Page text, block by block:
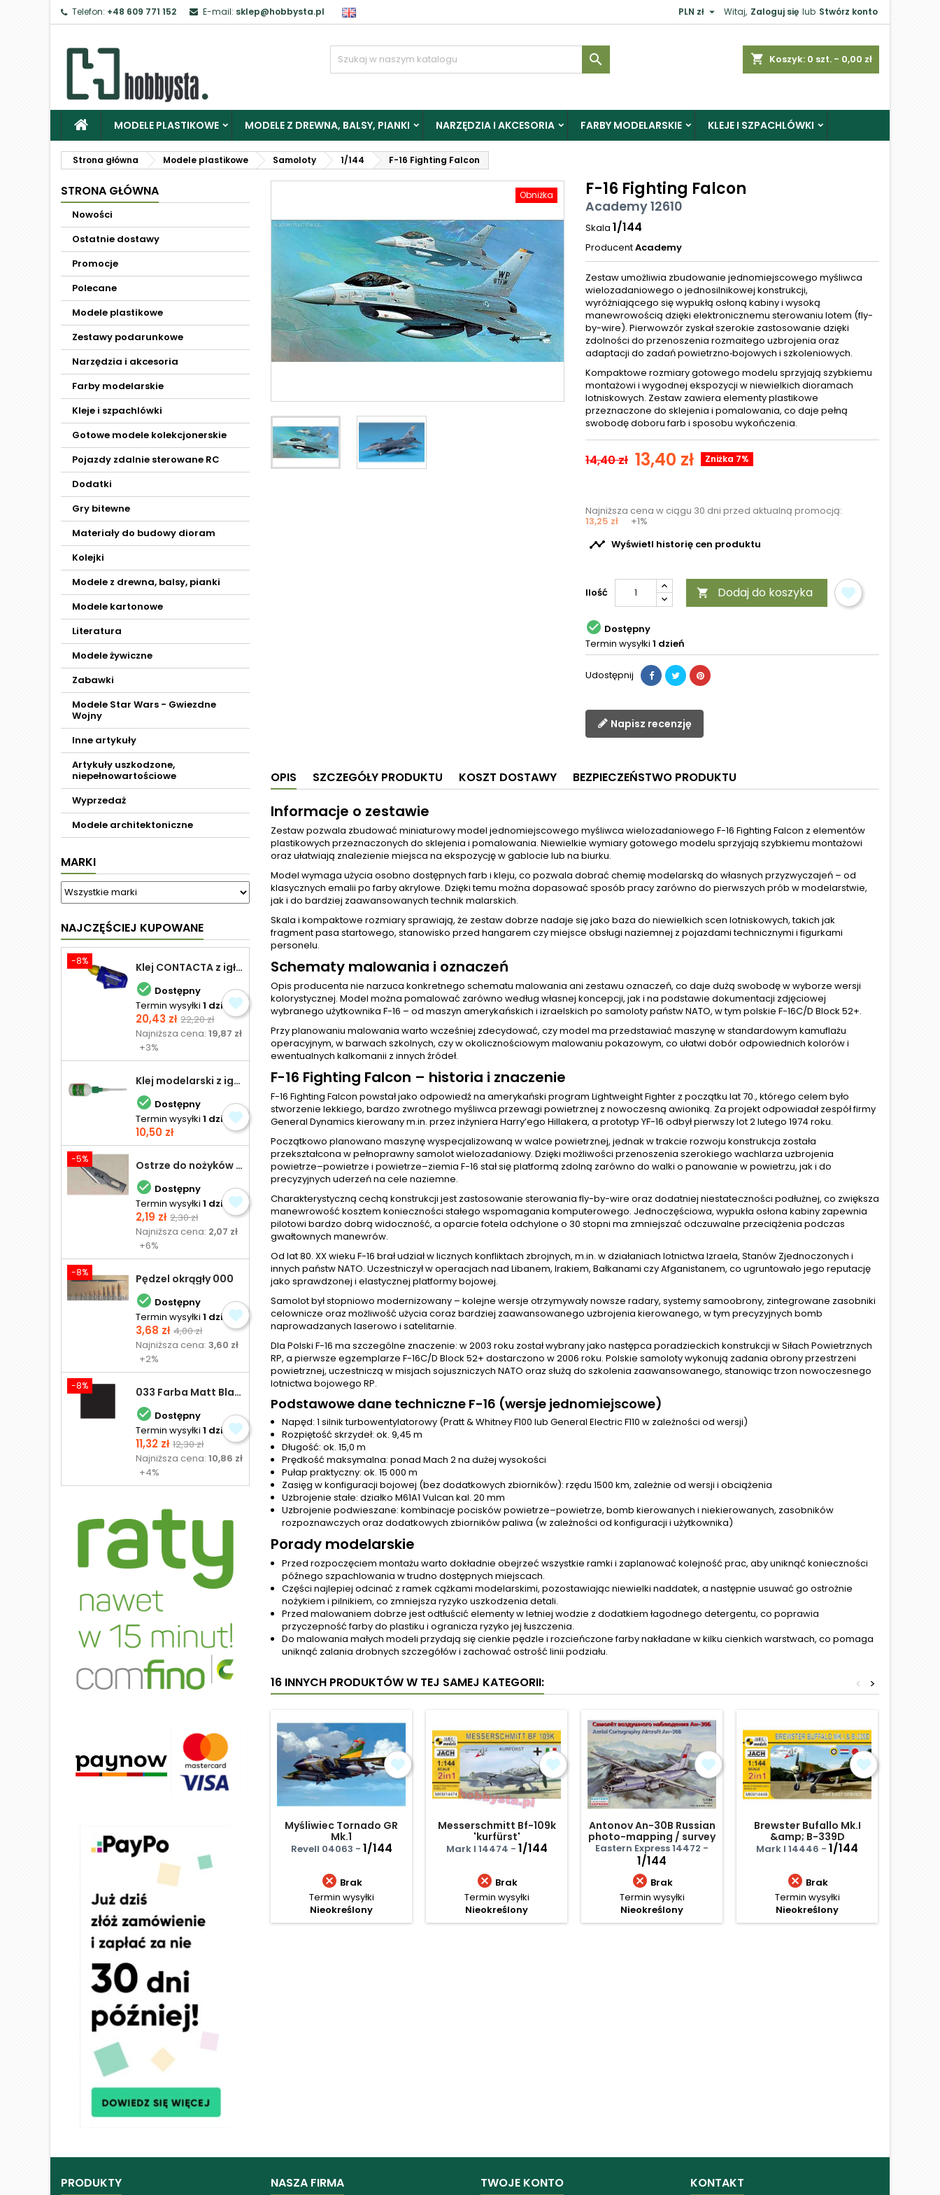
Telefon: +48 609 771 152 E-mail: sklep@hobbysta.pl Witaj, Zaloguj się lub Stwórz konto
PLN zł 
shopping_cart Koszyk: 0 szt. - 0,00 zł

MODELE PLASTIKOWE MODELE Z DREWNA, BALSY, PIANKI NARZĘDZIA I AKCESORIA FARBY MODELARSKIE KLEJE I SZPACHLÓWKI
Strona główna Modele plastikowe Samoloty 1/144 F-16 Fighting Falcon
STRONA GŁÓWNA
Nowości
Ostatnie dostawy
Promocje
Polecane
Modele plastikowe
Zestawy podarunkowe
Narzędzia i akcesoria
Farby modelarskie
Kleje i szpachlówki
Gotowe modele kolekcjonerskie
Pojazdy zdalnie sterowane RC
Dodatki
Gry bitewne
Materiały do budowy dioram
Kolejki
Modele z drewna, balsy, pianki
Modele kartonowe
Literatura
Modele żywiczne
Zabawki
Modele Star Wars - Gwiezdne
Wojny
Inne artykuły
Artykuły uszkodzone,
niepełnowartościowe
Wyprzedaż
Modele architektoniczne
MARKI
NAJCZĘŚCIEJ KUPOWANE
-8% Klej CONTACTA z igłą do plastiku 25,0 g
 Dostępny
Termin wysyłki 1 dzień
Cena
20,43 zł Cena
podstawowa
22,20 zł
Najniższa cena:19,87 zł
+3%
Klej modelarski z igłą 30 ml
 Dostępny
Termin wysyłki 1 dzień
Cena
10,50 zł
-5% Ostrze do nożyków Excel
 Dostępny
Termin wysyłki 1 dzień
Cena
2,19 zł Cena
podstawowa
2,30 zł
Najniższa cena: 2,07 zł
+6%
-8% Pędzel okrągły 000
 Dostępny
Termin wysyłki 1 dzień
Cena
3,68 zł Cena
podstawowa
4,00 zł
Najniższa cena:3,60 zł
+2%
-8% 033 Farba Matt Black - olejna
 Dostępny
Termin wysyłki 1 dzień
Cena
11,32 zł Cena
podstawowa
12,30 zł
Najniższa cena:10,86 zł
+4%
Obniżka F-16 Fighting Falcon
Academy 12610
Skala 1/144
ProducentAcademy
Zestaw umożliwia zbudowanie jednomiejscowego myśliwca
wielozadaniowego o jednosilnikowej konstrukcji,
wyróżniającego się wypukłą osłoną kabiny i wysoką
manewrowością dzięki elektronicznemu sterowaniu lotem (fly-
by-wire). Pierwowzór zyskał szerokie zastosowanie dzięki
zdolności do przenoszenia rozmaitego uzbrojenia oraz
adaptacji do zadań powietrzno‑bojowych i szkoleniowych.
Kompaktowe rozmiary gotowego modelu sprzyjają szybkiemu
montażowi i wygodnej ekspozycji w niewielkich dioramach
lotniskowych. Zestaw zawiera elementy plastikowe
przeznaczone do sklejenia i pomalowania, co daje pełną
swobodę doboru farb i sposobu wykończenia.
14,40 zł 13,40 zł Zniżka 7%
Najniższa cena w ciągu 30 dni przed aktualną promocją:
13,25 zł +1%
 Wyświetl historię cen produktu
Ilość  Dodaj do koszyka
 Dostępny
Termin wysyłki 1 dzień
Udostępnij
Napisz recenzję
OPIS SZCZEGÓŁY PRODUKTU KOSZT DOSTAWY BEZPIECZEŃSTWO PRODUKTU
Informacje o zestawie
Zestaw pozwala zbudować miniaturowy model jednomiejscowego myśliwca wielozadaniowego F-16 Fighting Falcon z elementów
plastikowych przeznaczonych do sklejenia i pomalowania. Niewielkie wymiary gotowego modelu sprzyjają szybkiemu montażowi
oraz ułatwiają znalezienie miejsca na ekspozycję w gablocie lub na biurku.
Model wymaga użycia osobno dostępnych farb i kleju, co pozwala dobrać chemię modelarską do własnych przyzwyczajeń – od
klasycznych emalii po farby akrylowe. Dzięki temu można dopasować sposób pracy zarówno do pierwszych prób w modelarstwie,
jak i do bardziej zaawansowanych technik malarskich.
Skala i kompaktowe rozmiary sprawiają, że zestaw dobrze nadaje się jako baza do niewielkich scen lotniskowych, takich jak
fragment pasa startowego, stanowisko przed hangarem czy miejsce obsługi naziemnej z pojazdami technicznymi i figurkami
personelu.
Schematy malowania i oznaczeń
Opis producenta nie narzuca konkretnego schematu malowania ani zestawu oznaczeń, co daje dużą swobodę w wyborze wersji
kolorystycznej. Model można pomalować zarówno według własnej koncepcji, jak i na podstawie dokumentacji zdjęciowej
wybranego użytkownika F-16 – od maszyn amerykańskich i izraelskich po samoloty państw NATO, w tym polskie F-16C/D Block 52+.
Przy planowaniu malowania warto wcześniej zdecydować, czy model ma przedstawiać maszynę w standardowym kamuflażu
operacyjnym, w barwach szkolnych, czy w okolicznościowym malowaniu pokazowym, co ułatwi dobór odpowiednich kolorów i
ewentualnych kalkomanii z innych źródeł.
F-16 Fighting Falcon – historia i znaczenie
F-16 Fighting Falcon powstał jako odpowiedź na amerykański program Lightweight Fighter z początku lat 70., którego celem było
stworzenie lekkiego, bardzo zwrotnego myśliwca przewagi powietrznej z nowoczesną awioniką. Za projekt odpowiadał zespół firmy
General Dynamics kierowany m.in. przez inżyniera Harry’ego Hillakera, a prototyp YF-16 odbył pierwszy lot 2 lutego 1974 roku.
Początkowo planowano maszynę wyspecjalizowaną w walce powietrznej, jednak w trakcie rozwoju konstrukcja została
przekształcona w pełnoprawny samolot wielozadaniowy. Dzięki możliwości przenoszenia szerokiego wachlarza uzbrojenia
powietrze–powietrze i powietrze–ziemia F-16 stał się platformą zdolną zarówno do walki o panowanie w powietrzu, jak i do
precyzyjnych uderzeń na cele naziemne.
Charakterystyczną cechą konstrukcji jest zastosowanie sterowania fly-by-wire oraz dodatniej niestateczności podłużnej, co zwiększa
manewrowość kosztem konieczności stałego wspomagania komputerowego. Jednoczęściowa, wypukła osłona kabiny zapewnia
pilotowi bardzo dobrą widoczność, a oparcie fotela odchylone o 30 stopni ma zmniejszać odczuwalne przeciążenia podczas
gwałtownych manewrów.
Od lat 80. XX wieku F-16 brał udział w licznych konfliktach zbrojnych, m.in. w działaniach lotnictwa Izraela, Stanów Zjednoczonych i
innych państw NATO. Uczestniczył w operacjach nad Libanem, Irakiem, Bałkanami czy Afganistanem, co ugruntowało jego reputację
jako sprawdzonej i elastycznej platformy bojowej.
Samolot był stopniowo modernizowany – kolejne wersje otrzymywały nowsze radary, systemy samoobrony, zintegrowane zasobniki
celownicze oraz możliwość użycia coraz bardziej zaawansowanego uzbrojenia kierowanego, w tym precyzyjnych bomb
naprowadzanych laserowo i satelitarnie.
Dla Polski F-16 ma szczególne znaczenie: w 2003 roku został wybrany jako następca poradzieckich konstrukcji w Siłach Powietrznych
RP, a pierwsze egzemplarze F-16C/D Block 52+ dostarczono w 2006 roku. Polskie samoloty wykonują zadania obrony przestrzeni
powietrznej, uczestniczą w misjach sojuszniczych NATO oraz służą do szkolenia zaawansowanego, stanowiąc trzon nowoczesnego
lotnictwa bojowego RP.
Podstawowe dane techniczne F-16 (wersje jednomiejscowe)
Napęd: 1 silnik turbowentylatorowy (Pratt & Whitney F100 lub General Electric F110 w zależności od wersji)
Rozpiętość skrzydeł: ok. 9,45 m
Długość: ok. 15,0 m
Prędkość maksymalna: ponad Mach 2 na dużej wysokości
Pułap praktyczny: ok. 15 000 m
Zasięg w konfiguracji bojowej (bez dodatkowych zbiorników): rzędu 1500 km, zależnie od wersji i obciążenia
Uzbrojenie stałe: działko M61A1 Vulcan kal. 20 mm
Uzbrojenie podwieszane: kombinacje pocisków powietrze–powietrze, bomb kierowanych i niekierowanych, zasobników
rozpoznawczych oraz dodatkowych zbiorników paliwa (w zależności od konfiguracji i użytkownika)
Porady modelarskie
Przed rozpoczęciem montażu warto dokładnie obejrzeć wszystkie ramki i zaplanować kolejność prac, aby uniknąć konieczności
późnego szpachlowania w trudno dostępnych miejscach.
Części najlepiej odcinać z ramek cążkami modelarskimi, pozostawiając niewielki naddatek, a następnie usuwać go ostrożnie
nożykiem i pilnikiem, co zmniejsza ryzyko uszkodzenia detali.
Przed malowaniem dobrze jest odtłuścić elementy w letniej wodzie z dodatkiem łagodnego detergentu, co poprawia
przyczepność farby do plastiku i ogranicza ryzyko jej łuszczenia.
Do malowania małych modeli przydają się cienkie pędzle i rozcieńczone farby nakładane w kilku cienkich warstwach, co pomaga
uniknąć zalania drobnych szczegółów i zachować ostrość linii podziału.
16 INNYCH PRODUKTÓW W TEJ SAMEJ KATEGORII: >
<
Myśliwiec Tornado GR
Mk.1
Revell 04063 - 1/144
 Brak
Termin wysyłki
Nieokreślony
Messerschmitt Bf-109k
'kurfürst'
Mark I 14474 - 1/144
 Brak
Termin wysyłki
Nieokreślony
Antonov An-30B Russian
photo-mapping / survey
aircraft
Eastern Express 14472 -
1/144
 Brak
Termin wysyłki
Nieokreślony
Brewster Bufallo Mk.I
&amp; B-339D
Mark I 14446 - 1/144
 Brak
Termin wysyłki
Nieokreślony
PRODUKTY NASZA FIRMA TWOJE KONTO KONTAKT